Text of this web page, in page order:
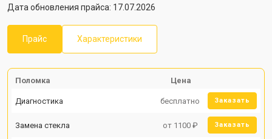
Дата обновления прайса: 17.07.2026
Прайс Характеристики
Поломка Цена
Диагностика бесплатно Заказать
Замена стекла от 1100 ₽ Заказать